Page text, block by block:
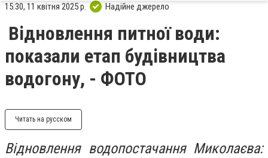
15:30, 11 квітня 2025 р. Надійне джерело
Відновлення питної води:
показали етап будівництва
водогону, - ФОТО
Читать на русском
Відновлення водопостачання Миколаєва: